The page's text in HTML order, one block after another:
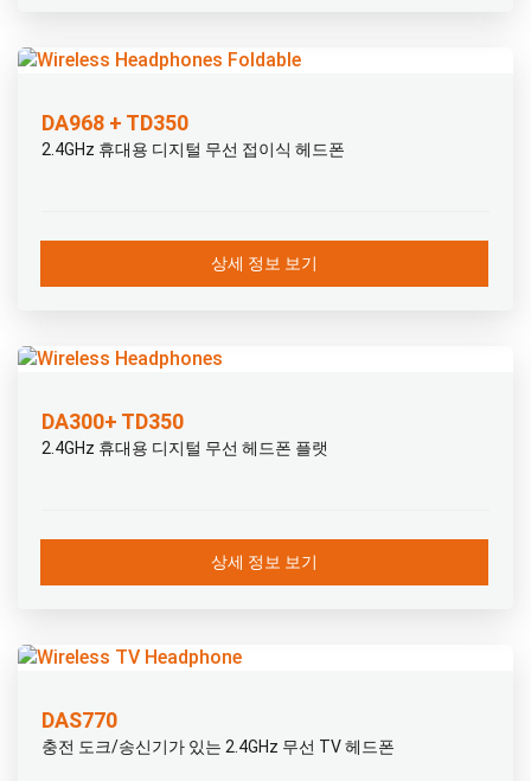
DA968 + TD350
2.4GHz 휴대용 디지털 무선 접이식 헤드폰
상세 정보 보기
DA300+ TD350
2.4GHz 휴대용 디지털 무선 헤드폰 플랫
상세 정보 보기
DAS770
충전 도크/송신기가 있는 2.4GHz 무선 TV 헤드폰